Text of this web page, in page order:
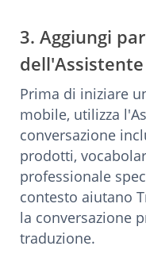
3. Aggiungi
dell'Assistente
Prima di iniziare
mobile, utilizza
conversazione
prodotti,
professionale
contesto aiutano
la conversazione
traduzione.